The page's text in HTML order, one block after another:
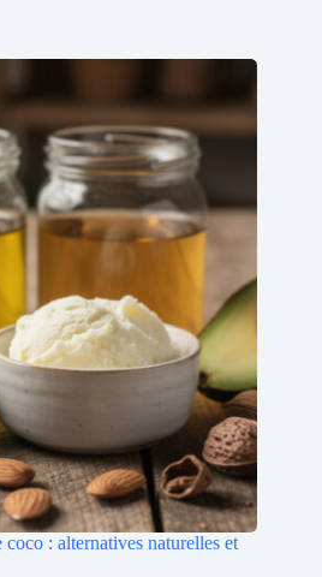
: alternatives naturelles et